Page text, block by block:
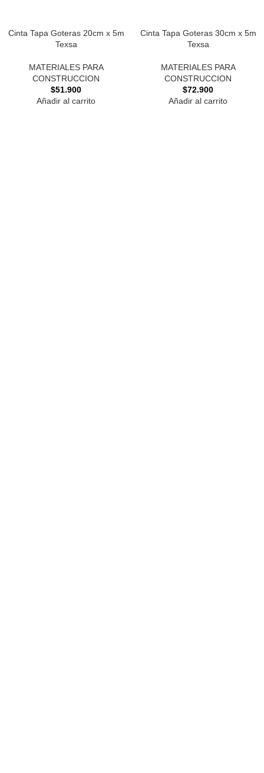
Cinta Tapa Goteras 20cm x 5m
Texsa
MATERIALES PARA
CONSTRUCCION
$51.900
Añadir al carrito
Cinta Tapa Goteras 30cm x 5m
Texsa
MATERIALES PARA
CONSTRUCCION
$72.900
Añadir al carrito